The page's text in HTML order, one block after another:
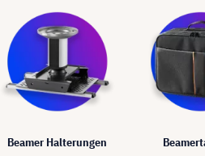
Beamer Halterungen